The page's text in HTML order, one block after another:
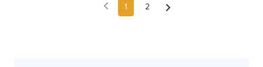
1 2